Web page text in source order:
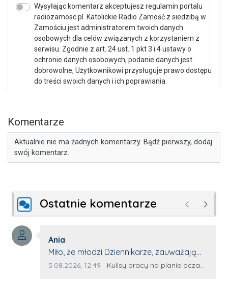
Wysyłając komentarz akceptujesz regulamin portalu
radiozamosc.pl. Katolickie Radio Zamość z siedzibą w
Zamościu jest administratorem twoich danych
osobowych dla celów związanych z korzystaniem z
serwisu. Zgodnie z art. 24 ust. 1 pkt 3 i 4 ustawy o
ochronie danych osobowych, podanie danych jest
dobrowolne, Użytkownikowi przysługuje prawo dostępu
do treści swoich danych i ich poprawiania.
Komentarze
Aktualnie nie ma żadnych komentarzy. Bądź pierwszy, dodaj
swój komentarz.
Ostatnie komentarze Poprzednie
Autor komentarza:
Ania
Treść komentarza:
Miło, że młodzi Dziennikarze, zauważają
młode talenty, które dopiero wkraczają
Data dodania komentarza:
5.08.2026, 12:49 Źródło komentarza:
Kulisy pracy na planie oczami młodego filmowca